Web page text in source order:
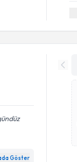
Göster